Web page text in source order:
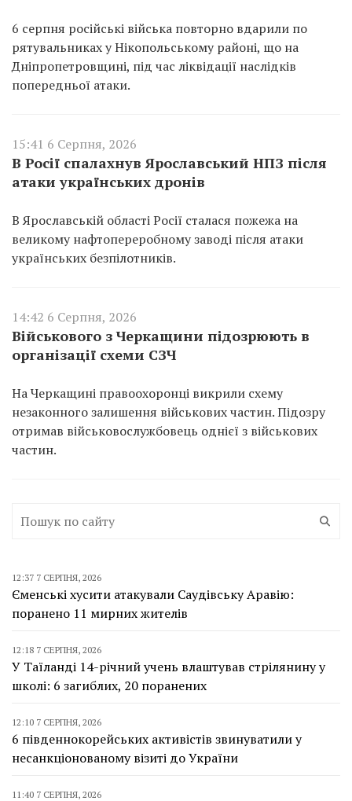
6 серпня російські війська повторно вдарили по
рятувальниках у Нікопольському районі, що на
Дніпропетровщині, під час ліквідації наслідків
попередньої атаки.
15:41 6 Серпня, 2026
В Росії спалахнув Ярославський НПЗ після
атаки українських дронів
В Ярославській області Росії сталася пожежа на
великому нафтопереробному заводі після атаки
українських безпілотників.
14:42 6 Серпня, 2026
Військового з Черкащини підозрюють в
організації схеми СЗЧ
На Черкащині правоохоронці викрили схему
незаконного залишення військових частин. Підозру
отримав військовослужбовець однієї з військових
частин.
12:37 7 СЕРПНЯ, 2026
Єменські хусити атакували Саудівську Аравію:
поранено 11 мирних жителів
12:18 7 СЕРПНЯ, 2026
У Таїланді 14-річний учень влаштував стрілянину у
школі: 6 загиблих, 20 поранених
12:10 7 СЕРПНЯ, 2026
6 південнокорейських активістів звинуватили у
несанкціонованому візиті до України
11:40 7 СЕРПНЯ, 2026